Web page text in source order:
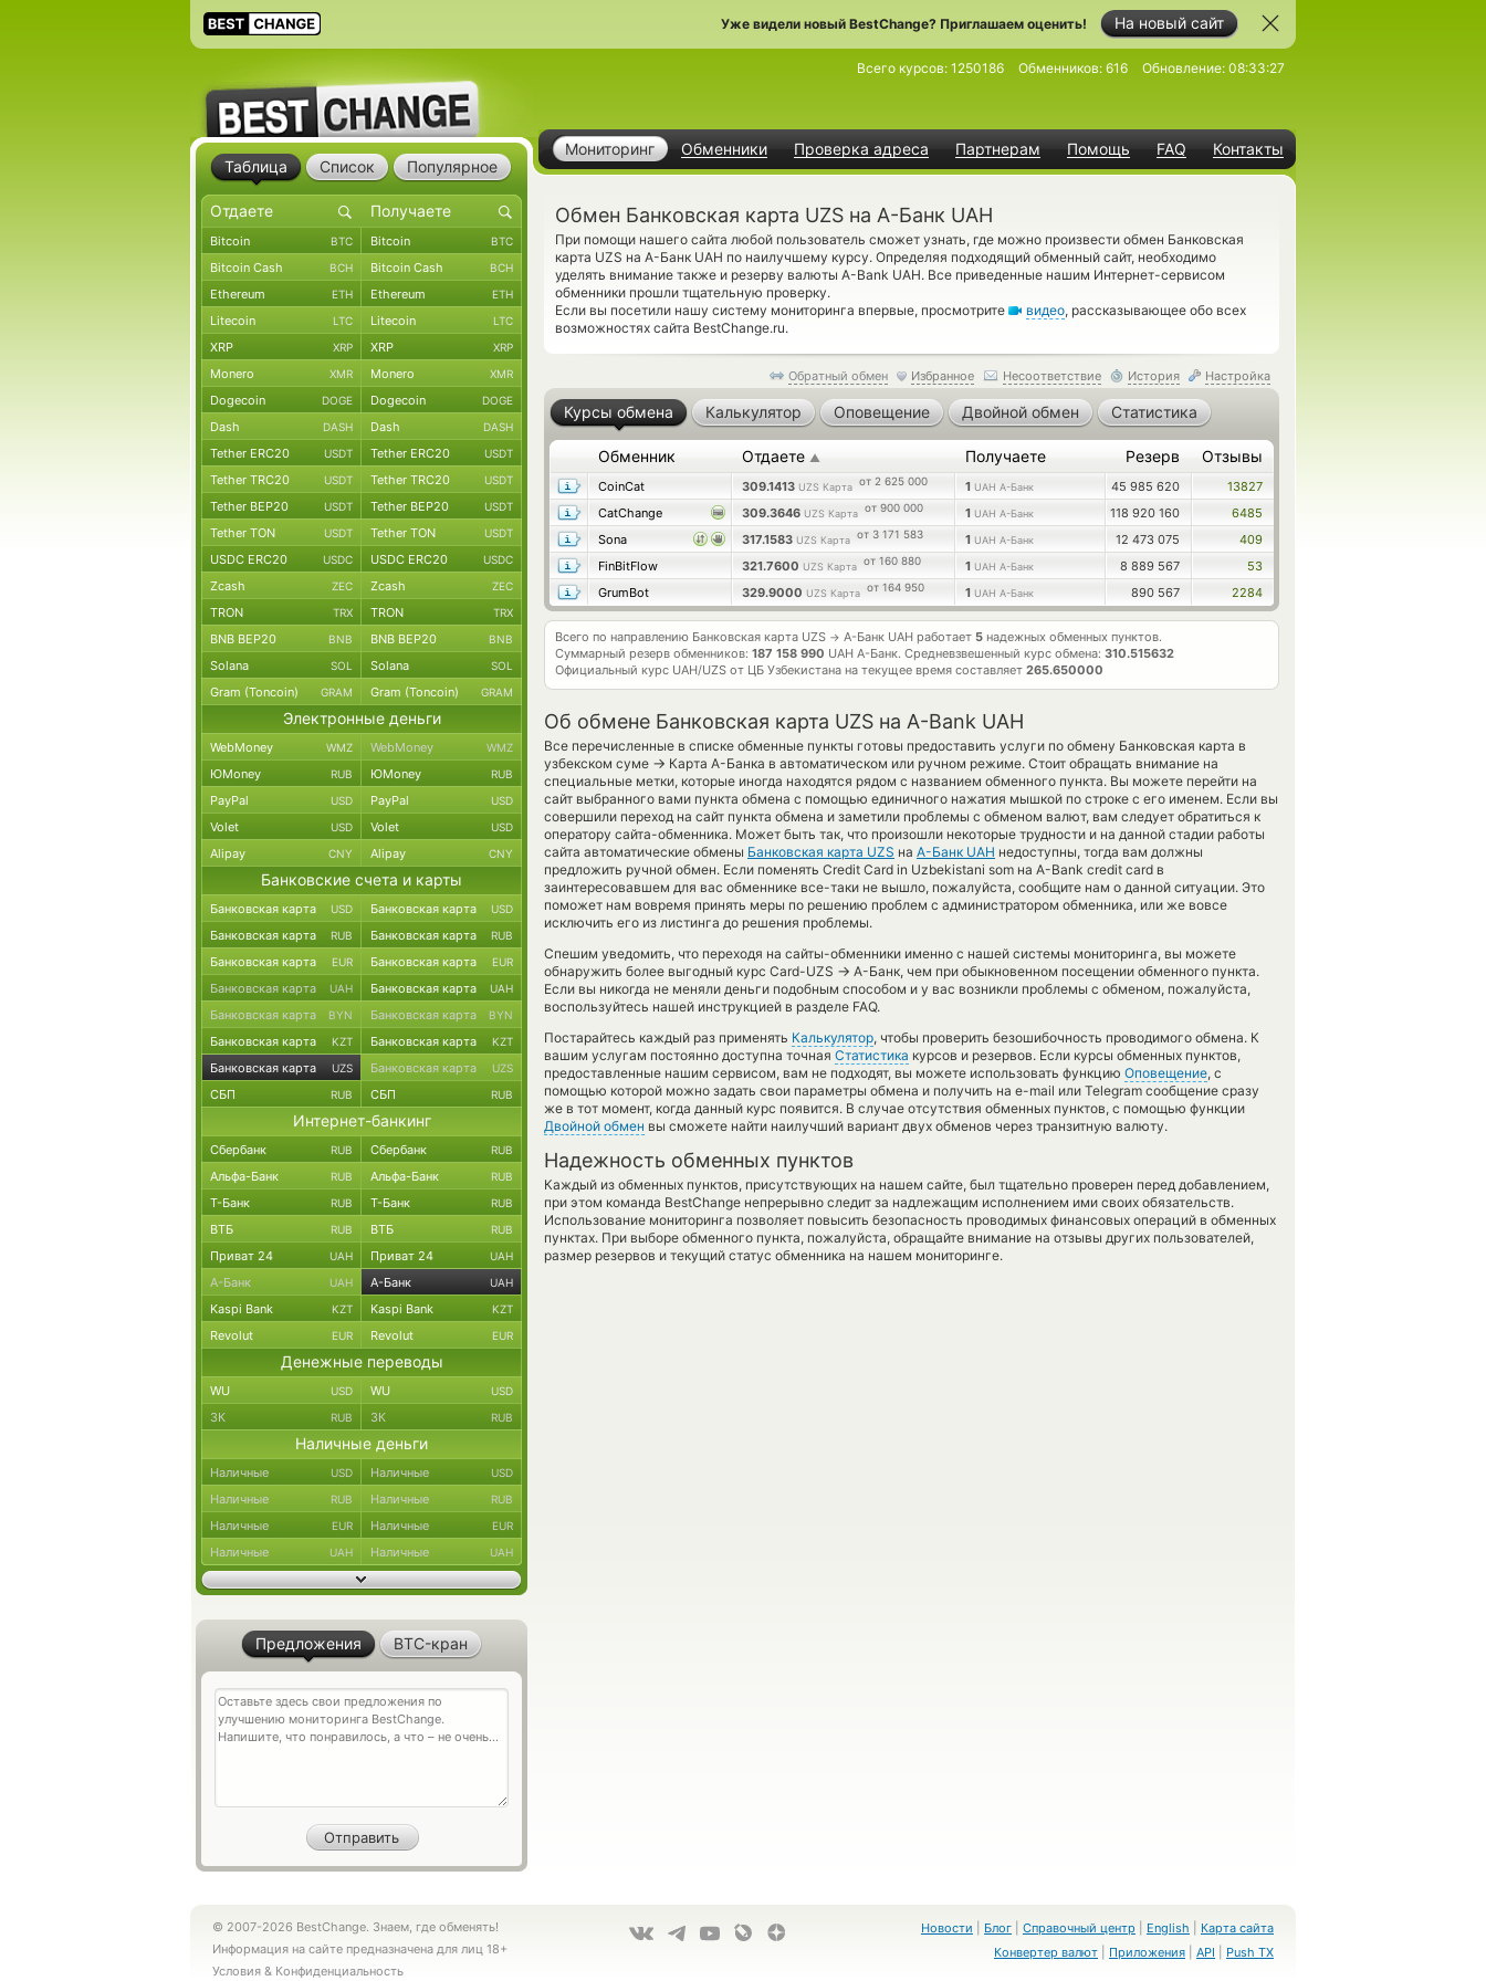
На новый сайт
Уже видели новый BestChange? Приглашаем оценить!
Мониторинг Обменники Проверка адреса Партнерам Помощь FAQ Контакты
Всего курсов: 1250186 Обменников: 616 Обновление: 08:33:27
Обмен Банковская карта UZS на А-Банк UAH
При помощи нашего сайта любой пользователь сможет узнать, где можно произвести обмен Банковская
карта UZS на А-Банк UAH по наилучшему курсу. Определяя подходящий обменный сайт, необходимо
уделять внимание также и резерву валюты A-Bank UAH. Все приведенные нашим Интернет-сервисом
обменники прошли тщательную проверку.
Если вы посетили нашу систему мониторинга впервые, просмотрите
видео, рассказывающее обо всех
возможностях сайта BestChange.ru.
Обратный обмен Избранное Несоответствие История Настройка
Курсы обмена Калькулятор Оповещение Двойной обмен Статистика
Обменник Отдаете ▲ Получаете Резерв Отзывы
CoinCat 309.1413 UZS Карта от 2 625 000 1 UAH А-Банк 45 985 620
13827
CatChange
309.3646 UZS Карта от 900 000 1 UAH А-Банк 118 920 160
6485
Sona
317.1583 UZS Карта от 3 171 583 1 UAH А-Банк 12 473 075
409
FinBitFlow
321.7600 UZS Карта от 160 880 1 UAH А-Банк 8 889 567
53
GrumBot
329.9000 UZS Карта от 164 950 1 UAH А-Банк 890 567 2284
Всего по направлению Банковская карта UZS → А-Банк UAH работает 5 надежных обменных пунктов.
Суммарный резерв обменников: 187 158 990 UAH А-Банк. Средневзвешенный курс обмена: 310.515632
Официальный курс UAH/UZS от ЦБ Узбекистана на текущее время составляет 265.650000
Об обмене Банковская карта UZS на A-Bank UAH
Все перечисленные в списке обменные пункты готовы предоставить услуги по обмену Банковская карта в
узбекском суме → Карта А-Банка в автоматическом или ручном режиме. Стоит обращать внимание на
специальные метки, которые иногда находятся рядом с названием обменного пункта. Вы можете перейти на
сайт выбранного вами пункта обмена с помощью единичного нажатия мышкой по строке с его именем. Если вы
совершили переход на сайт пункта обмена и заметили проблемы с обменом валют, вам следует обратиться к
оператору сайта-обменника. Может быть так, что произошли некоторые трудности и на данной стадии работы
сайта автоматические обмены Банковская карта UZS на А-Банк UAH недоступны, тогда вам должны
предложить ручной обмен. Если поменять Credit Card in Uzbekistani som на A-Bank credit card в
заинтересовавшем для вас обменнике все-таки не вышло, пожалуйста, сообщите нам о данной ситуации. Это
поможет нам вовремя принять меры по решению проблем с администратором обменника, или же вовсе
исключить его из листинга до решения проблемы.
Спешим уведомить, что переходя на сайты-обменники именно с нашей системы мониторинга, вы можете
обнаружить более выгодный курс Card-UZS → А-Банк, чем при обыкновенном посещении обменного пункта.
Если вы никогда не меняли деньги подобным способом и у вас возникли проблемы с обменом, пожалуйста,
воспользуйтесь нашей инструкцией в разделе FAQ.
Постарайтесь каждый раз применять Калькулятор, чтобы проверить безошибочность проводимого обмена. К
вашим услугам постоянно доступна точная Статистика курсов и резервов. Если курсы обменных пунктов,
предоставленные нашим сервисом, вам не подходят, вы можете использовать функцию Оповещение, с
помощью которой можно задать свои параметры обмена и получить на e-mail или Telegram сообщение сразу
же в тот момент, когда данный курс появится. В случае отсутствия обменных пунктов, с помощью функции
Двойной обмен вы сможете найти наилучший вариант двух обменов через транзитную валюту.
Надежность обменных пунктов
Каждый из обменных пунктов, присутствующих на нашем сайте, был тщательно проверен перед добавлением,
при этом команда BestChange непрерывно следит за надлежащим исполнением ими своих обязательств.
Использование мониторинга позволяет повысить безопасность проводимых финансовых операций в обменных
пунктах. При выборе обменного пункта, пожалуйста, обращайте внимание на отзывы других пользователей,
размер резервов и текущий статус обменника на нашем мониторинге.
Таблица Список Популярное
Bitcoin BTC Bitcoin BTC
Bitcoin Cash BCH Bitcoin Cash BCH
Ethereum ETH Ethereum ETH
Litecoin LTC Litecoin LTC
XRP XRP XRP XRP
Monero XMR Monero XMR
Dogecoin DOGE Dogecoin DOGE
Dash DASH Dash DASH
Tether ERC20 USDT Tether ERC20 USDT
Tether TRC20 USDT Tether TRC20 USDT
Tether BEP20 USDT Tether BEP20 USDT
Tether TON USDT Tether TON USDT
USDC ERC20 USDC USDC ERC20 USDC
Zcash ZEC Zcash ZEC
TRON TRX TRON TRX
BNB BEP20 BNB BNB BEP20 BNB
Solana SOL Solana SOL
Gram (Toncoin) GRAM Gram (Toncoin) GRAM
Электронные деньги
WebMoney WMZ WebMoney WMZ
ЮMoney RUB ЮMoney RUB
PayPal USD PayPal USD
Volet USD Volet USD
Alipay CNY Alipay CNY
Банковские счета и карты
Банковская карта USD Банковская карта USD
Банковская карта RUB Банковская карта RUB
Банковская карта EUR Банковская карта EUR
Банковская карта UAH Банковская карта UAH
Банковская карта BYN Банковская карта BYN
Банковская карта KZT Банковская карта KZT
Банковская карта UZS Банковская карта UZS
СБП RUB СБП RUB
Интернет-банкинг
Сбербанк RUB Сбербанк RUB
Альфа-Банк RUB Альфа-Банк RUB
Т-Банк RUB Т-Банк RUB
ВТБ RUB ВТБ RUB
Приват 24 UAH Приват 24 UAH
А-Банк UAH А-Банк UAH
Kaspi Bank KZT Kaspi Bank KZT
Revolut EUR Revolut EUR
Денежные переводы
WU USD WU USD
ЗК RUB ЗК RUB
Наличные деньги
Наличные USD Наличные USD
Наличные RUB Наличные RUB
Наличные EUR Наличные EUR
Наличные UAH Наличные UAH
Предложения BTC-кран
© 2007-2026 BestChange. Знаем, где обменять!
Информация на сайте предназначена для лиц 18+
Условия & Конфиденциальность
Новости Блог Справочный центр English
Карта сайта
Конвертер валют
Приложения API Push TX